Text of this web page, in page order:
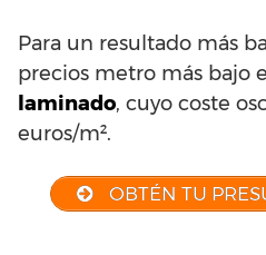
Para un resultado más
precios metro más bajo
laminado, cuyo coste
euros/m².
OBTÉN TU